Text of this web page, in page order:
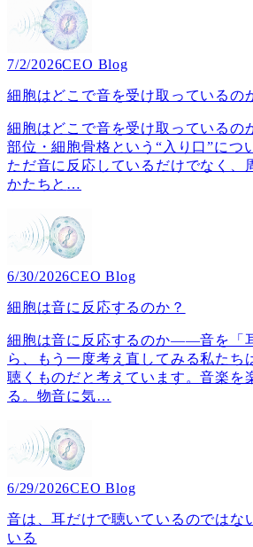
7/2/2026CEO Blog
細胞はどこで音を受け取っているの
細胞はどこで音を受け取っている
部位・細胞骨格という“入り口”につ
ただ音に反応しているだけでなく、
かたちと …
6/30/2026CEO Blog
細胞は音に反応するのか？
細胞は音に反応するのか――音を「
ら、もう一度考え直してみる私たち
聴くものだと考えています。音楽を
る。物音に気…
6/29/2026CEO Blog
音は、耳だけで聴いているのでは
いる